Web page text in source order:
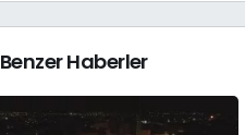
Benzer Haberler